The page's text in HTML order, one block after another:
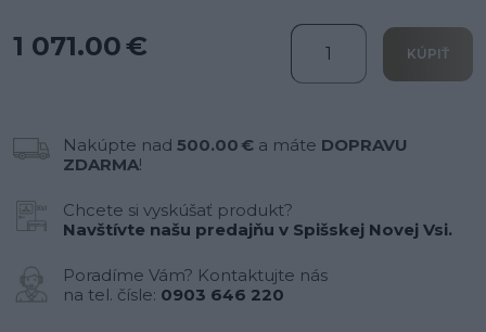
1 071.00 € KÚPIŤ
Nakúpte nad 500.00 € a máte DOPRAVU
ZDARMA!
Chcete si vyskúšať produkt?
Navštívte našu predajňu v Spišskej Novej Vsi.
Poradíme Vám? Kontaktujte nás
na tel. čísle: 0903 646 220